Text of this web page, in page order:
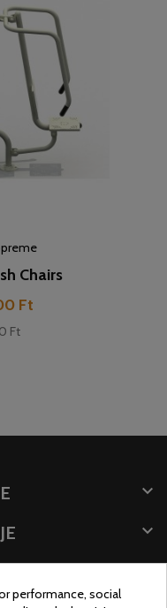
Chairs
Ft
Ft



performance, social